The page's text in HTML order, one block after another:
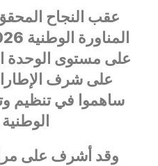
عقب النجاح
على مستوى الوحدة
على شرف
ساهموا في تنظيم
وقد أشرف على